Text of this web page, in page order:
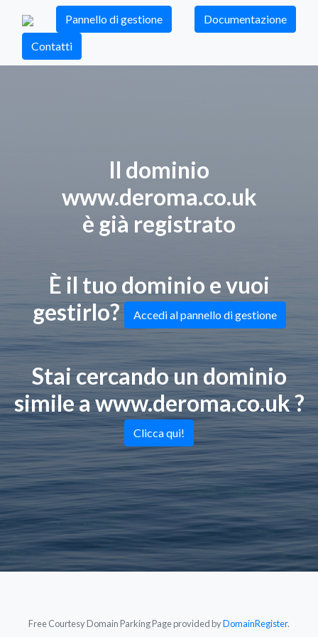
Pannello di gestione
Documentazione
Contatti
Il dominio
www.deroma.co.uk
è già registrato
È il tuo dominio e vuoi
gestirlo?
Accedi al pannello di gestione
Stai cercando un dominio
simile awww.deroma.co.uk ?
Clicca qui!
Free Courtesy Domain Parking Page provided byDomainRegister.